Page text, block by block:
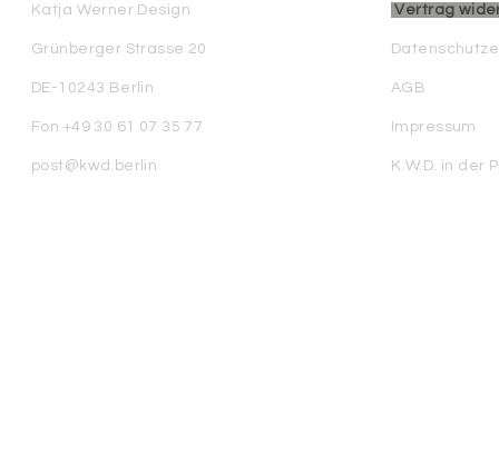
Katja Werner Design
Grünberger Strasse 20
DE-10243 Berlin
Fon +49 30 61 07 35 77
post@kwd.berlin
Vertrag
AGB
Impressum
K.W.D. in der